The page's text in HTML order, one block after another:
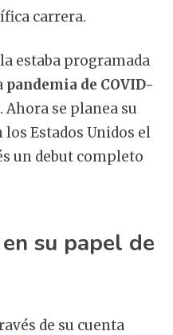
carrera.
estaba programada
pandemia de COVID-
. Ahora se planea su
Estados Unidos el
un debut completo
su papel de
de su cuenta